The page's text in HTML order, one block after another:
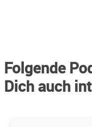
Folgende
Dich auch